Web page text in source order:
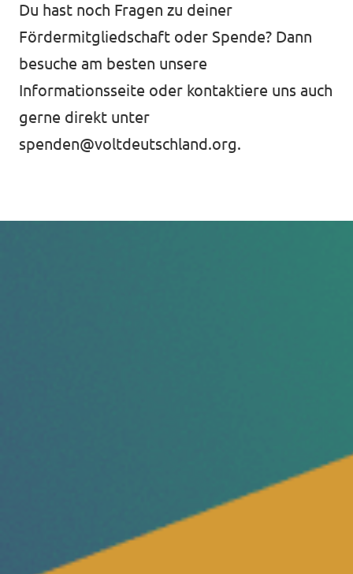
Du hast noch Fragen zu deiner
Fördermitgliedschaft oder Spende? Dann
besuche am besten unsere
Informationsseite oder kontaktiere uns auch
gerne direkt unter
spenden@voltdeutschland.org.